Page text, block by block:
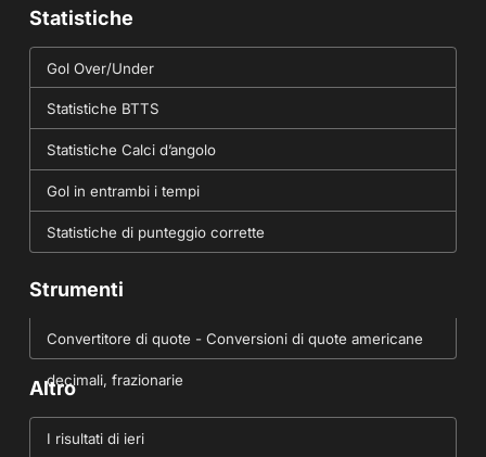
Statistiche
Gol Over/Under
Statistiche BTTS
Statistiche Calci d’angolo
Gol in entrambi i tempi
Statistiche di punteggio corrette
Strumenti
Convertitore di quote - Conversioni di quote americane
decimali, frazionarie
Altro
I risultati di ieri